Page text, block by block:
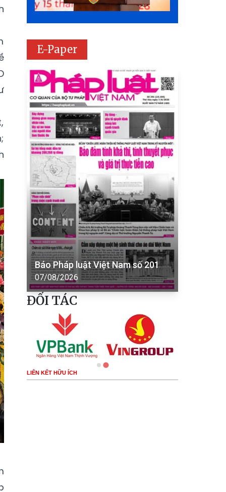
E-Paper
Báo Pháp luật Việt Nam số 201
07/08/2026
ĐỐI TÁC
LIÊN KẾT HỮU ÍCH